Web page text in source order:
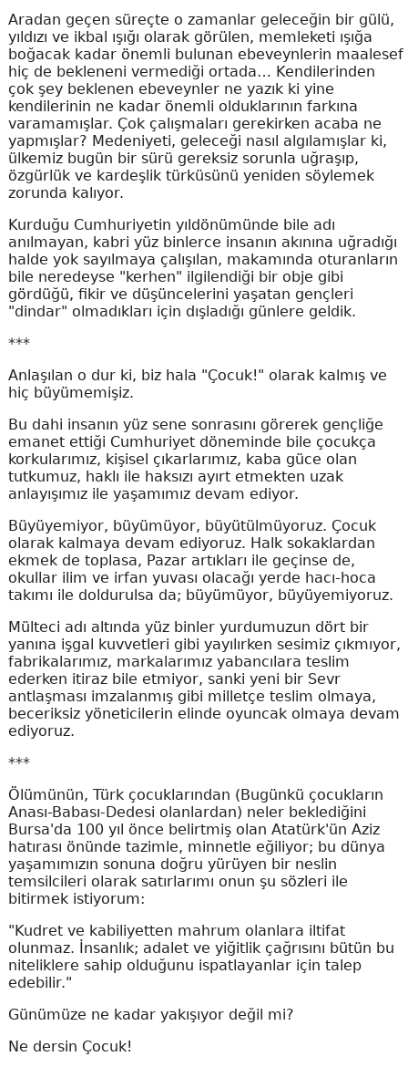
Aradan geçen süreçte o zamanlar geleceğin bir gülü,
yıldızı ve ikbal ışığı olarak görülen, memleketi ışığa
boğacak kadar önemli bulunan ebeveynlerin maalesef
hiç de bekleneni vermediği ortada… Kendilerinden
çok şey beklenen ebeveynler ne yazık ki yine
kendilerinin ne kadar önemli olduklarının farkına
varamamışlar. Çok çalışmaları gerekirken acaba ne
yapmışlar? Medeniyeti, geleceği nasıl algılamışlar ki,
ülkemiz bugün bir sürü gereksiz sorunla uğraşıp,
özgürlük ve kardeşlik türküsünü yeniden söylemek
zorunda kalıyor.
Kurduğu Cumhuriyetin yıldönümünde bile adı
anılmayan, kabri yüz binlerce insanın akınına uğradığı
halde yok sayılmaya çalışılan, makamında oturanların
bile neredeyse "kerhen" ilgilendiği bir obje gibi
gördüğü, fikir ve düşüncelerini yaşatan gençleri
"dindar" olmadıkları için dışladığı günlere geldik.
***
Anlaşılan o dur ki, biz hala "Çocuk!" olarak kalmış ve
hiç büyümemişiz.
Bu dahi insanın yüz sene sonrasını görerek gençliğe
emanet ettiği Cumhuriyet döneminde bile çocukça
korkularımız, kişisel çıkarlarımız, kaba güce olan
tutkumuz, haklı ile haksızı ayırt etmekten uzak
anlayışımız ile yaşamımız devam ediyor.
Büyüyemiyor, büyümüyor, büyütülmüyoruz. Çocuk
olarak kalmaya devam ediyoruz. Halk sokaklardan
ekmek de toplasa, Pazar artıkları ile geçinse de,
okullar ilim ve irfan yuvası olacağı yerde hacı-hoca
takımı ile doldurulsa da; büyümüyor, büyüyemiyoruz.
Mülteci adı altında yüz binler yurdumuzun dört bir
yanına işgal kuvvetleri gibi yayılırken sesimiz çıkmıyor,
fabrikalarımız, markalarımız yabancılara teslim
ederken itiraz bile etmiyor, sanki yeni bir Sevr
antlaşması imzalanmış gibi milletçe teslim olmaya,
beceriksiz yöneticilerin elinde oyuncak olmaya devam
ediyoruz.
***
Ölümünün, Türk çocuklarından (Bugünkü çocukların
Anası-Babası-Dedesi olanlardan) neler beklediğini
Bursa'da 100 yıl önce belirtmiş olan Atatürk'ün Aziz
hatırası önünde tazimle, minnetle eğiliyor; bu dünya
yaşamımızın sonuna doğru yürüyen bir neslin
temsilcileri olarak satırlarımı onun şu sözleri ile
bitirmek istiyorum:
"Kudret ve kabiliyetten mahrum olanlara iltifat
olunmaz. İnsanlık; adalet ve yiğitlik çağrısını bütün bu
niteliklere sahip olduğunu ispatlayanlar için talep
edebilir."
Günümüze ne kadar yakışıyor değil mi?
Ne dersin Çocuk!